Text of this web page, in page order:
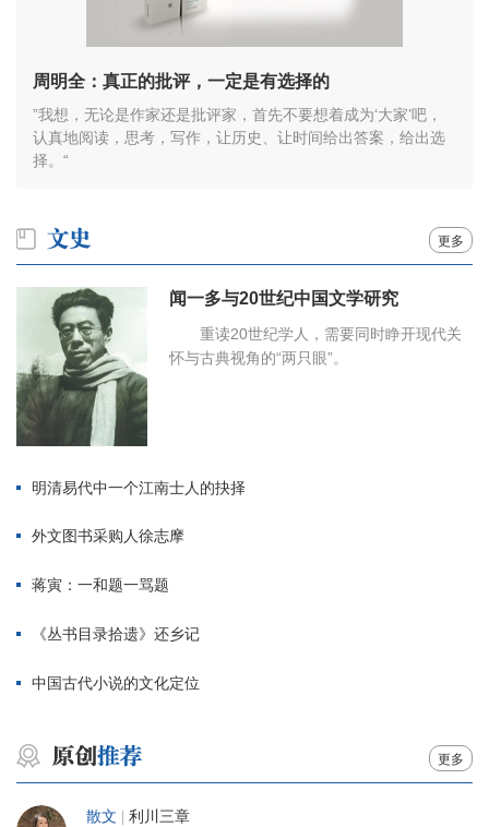
周明全：真正的批评，一定是有选择的
”我想，无论是作家还是批评家，首先不要想着成为‘大家’吧，
认真地阅读，思考，写作，让历史、让时间给出答案，给出选
择。“
更多
闻一多与20世纪中国文学研究
重读20世纪学人，需要同时睁开现代关
怀与古典视角的“两只眼”。
明清易代中一个江南士人的抉择
外文图书采购人徐志摩
蒋寅：一和题一骂题
《丛书目录拾遗》还乡记
中国古代小说的文化定位
更多
散文 利川三章